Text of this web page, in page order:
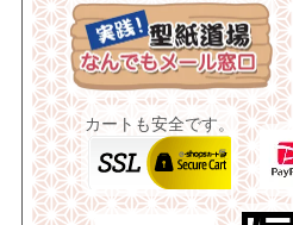
カートも安全です。